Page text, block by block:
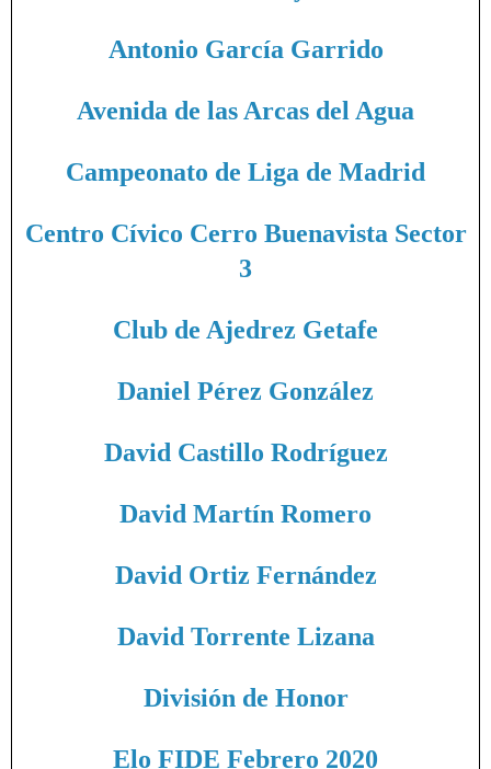
Antonio García Garrido
Avenida de las Arcas del Agua
Campeonato de Liga de Madrid
Centro Cívico Cerro Buenavista Sector
3
Club de Ajedrez Getafe
Daniel Pérez González
David Castillo Rodríguez
David Martín Romero
David Ortiz Fernández
David Torrente Lizana
División de Honor
Elo FIDE Febrero 2020